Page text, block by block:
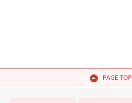
PAGE TOP